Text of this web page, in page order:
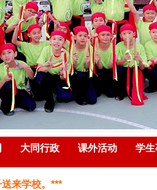
大同行政 课外活动 学
校。***